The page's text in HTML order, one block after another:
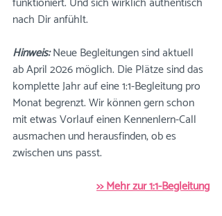
nach Dir anfühlt.
Hinweis: Neue Begleitungen sind aktuell
ab April 2026 möglich. Die Plätze sind das
komplette Jahr auf eine 1:1-Begleitung pro
Monat begrenzt. Wir können gern schon
mit etwas Vorlauf einen Kennenlern-Call
ausmachen und herausfinden, ob es
zwischen uns passt.
>> Mehr zur 1:1-Begleitung